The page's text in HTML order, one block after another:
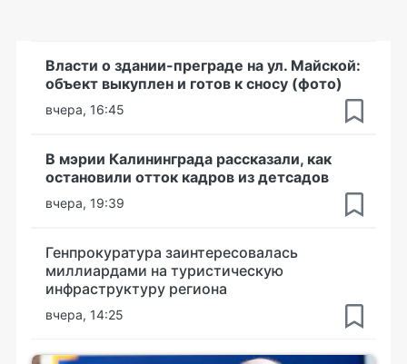
Власти о здании-преграде на ул. Майской:
объект выкуплен и готов к сносу (фото)
вчера, 16:45
В мэрии Калининграда рассказали, как
остановили отток кадров из детсадов
вчера, 19:39
Генпрокуратура заинтересовалась
миллиардами на туристическую
инфраструктуру региона
вчера, 14:25